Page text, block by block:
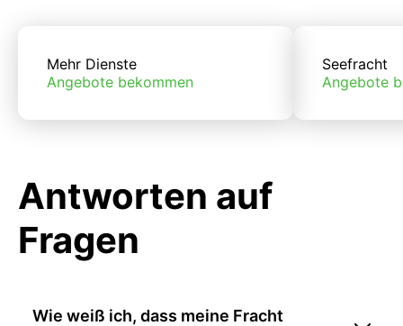
Mehr Dienste
Angebote bekommen
Seefracht
Angebote
Antworten auf
Fragen
Wie weiß ich, dass meine Fracht